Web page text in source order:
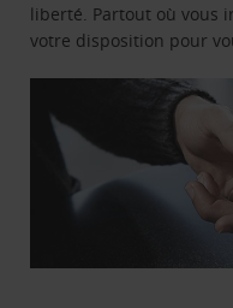
liberté. Partout où vous
votre disposition pour